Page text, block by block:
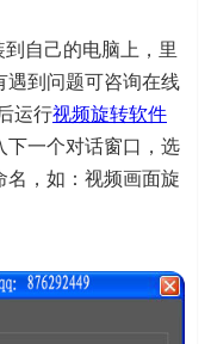
自己的电脑上，里
遇到问题可咨询在线
运行视频旋转软件
下一个对话窗口，选
，如：视频画面旋